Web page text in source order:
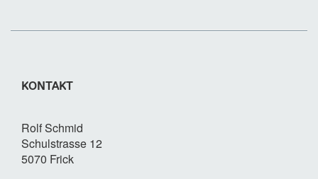
KONTAKT
Rolf Schmid
Schulstrasse 12
5070 Frick